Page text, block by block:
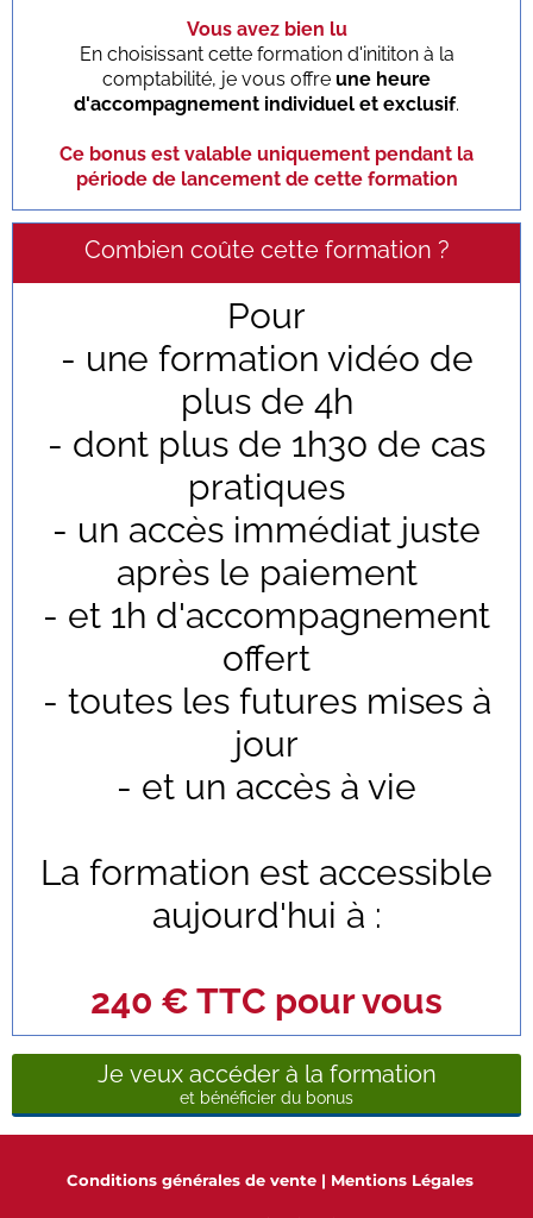
Vous avez bien lu
En choisissant cette formation d'inititon à la
comptabilité, je vous offre une heure
d'accompagnement individuel et exclusif.
Ce bonus est valable uniquement pendant la
période de lancement de cette formation
Combien coûte cette formation ?
Pour
- une formation vidéo de
plus de 4h
- dont plus de 1h30 de cas
pratiques
- un accès immédiat juste
après le paiement
- et 1h d'accompagnement
offert
- toutes les futures mises à
jour
- et un accès à vie
La formation est accessible
aujourd'hui à :
240 € TTC pour vous
Je veux accéder à la formation
et bénéficier du bonus
Conditions générales de vente| Mentions Légales